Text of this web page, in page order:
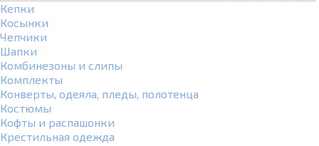
Кепки
Косынки
Чепчики
Шапки
Комбинезоны и слипы
Комплекты
Конверты, одеяла, пледы, полотенца
Костюмы
Кофты и распашонки
Крестильная одежда